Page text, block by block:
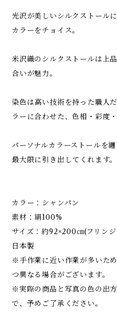
光沢が美しいシルクストール
カラーをチョイス。
米沢織のシルクストールは上
合いが魅力。
染色は高い技術を持った職人
ラーに合わせた、色相・彩度
パーソナルカラーストールを
最大限に引き出してくれます。
カラー：シャンパン
素材：絹100%
サイズ：約92×200㎝(フリン
日本製
※手作業に近い作業が多いた
つ異なる場合がございます。
※実際の商品と写真の色の出
で、予めご了承ください。